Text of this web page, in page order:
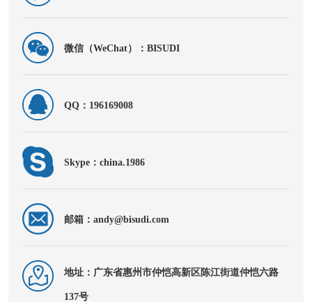
微信（WeChat）：BISUDI
QQ：196169008
Skype：china.1986
邮箱：andy@bisudi.com
地址：广东省惠州市仲恺高新区陈江街道仲恺六路
137号